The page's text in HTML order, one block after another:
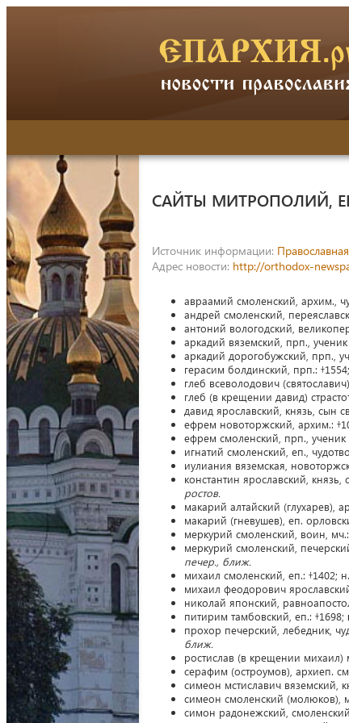
САЙТЫ МИТРОПОЛИЙ,
Источник информации:
Адрес новости: http://orthodox-
авраамий смоленский, архим.,
андрей смоленский,
антоний вологодский,
аркадий вяземский, прп.,
аркадий дорогобужский, прп.,
герасим болдинский, прп.: †1554;
глеб всеволодович
глеб (в крещении давид)
давид ярославский, князь, сын
ефрем новоторжский, архим.:
ефрем смоленский, прп., ученик
игнатий смоленский, еп.,
иулиания вяземская,
константин ярославский,
ростов.
макарий алтайский (глухарев),
макарий (гневушев), еп.
меркурий смоленский, воин, мч.:
меркурий смоленский,
печер., ближ.
михаил смоленский, еп.: †1402;
михаил феодорович
николай японский,
питирим тамбовский, еп.: †1698;
прохор печерский, лебедник,
ближ.
ростислав (в крещении михаил)
серафим (остроумов), архиеп.
симеон мстиславич вяземский,
симеон смоленский (молюков),
симон радонежский,